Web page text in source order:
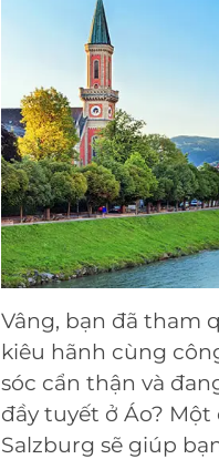
Vâng, bạn đã tham
kiêu hãnh cùng
sóc cẩn thận và
đầy tuyết ở Áo?
Salzburg sẽ giúp